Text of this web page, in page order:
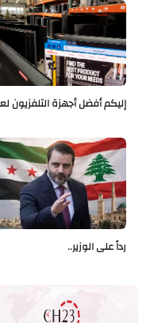
إليكم أفضل أجهزة التلفزيون
رداً على الوزير..